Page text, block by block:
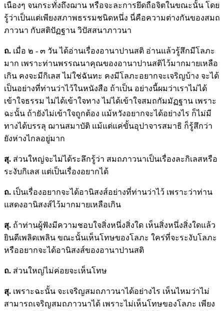
เนืองๆ จนกระทั่งถึงฌาน หรือจะละการยึดถือจิตในขณะนั้น โดย
รู้ว่าเป็นแต่เพียงสภาพธรรมชนิดหนึ่ง นี่คือความต่างกันของสมถ
ภาวนา กับสติปัฏฐาน วิปัสสนาภาวนา
ถ. เมื่อ ๒ - ๓ วัน ได้อ่านเรื่องอานาปานสติ อ่านแล้วรู้สึกมีโลภะ
มาก เพราะท่านพรรณนาคุณของอานาปานสติไว้มากมายเหลือ
เกิน คงจะมีกิเลส ไม่ใช่ฉันทะ คงมีโลภะอยากจะเจริญบ้าง จะได้
เป็นอย่างที่ท่านว่าไว้ในหนังสือ ถ้าเป็น อย่างนี้ผมว่าเราไม่ได้
เข้าใจธรรม ไม่ได้เข้าใจทาง ไม่ได้เข้าใจสมถกัมมัฏฐาน เพราะ
ฉะนั้น ถ้ายังไม่เข้าใจถูกต้อง แม้หวังอยากจะได้อย่างไร ก็ไม่มี
ทางได้บรรลุ ฌานสมาบัติ แม้แต่แค่ขั้นอุปาจารสมาธิ ก็รู้สึกว่า
ยังห่างไกลอยู่มาก
สุ. ส่วนใหญ่จะไม่ได้ระลึกรู้ว่า สมถภาวนาเป็นเรื่องละกิเลสหรือ
ระงับกิเลส แต่เป็นเรื่องอยากได้
ถ. เป็นเรื่องอยากจะได้อานิสงส์อย่างที่ท่านว่าไว้ เพราะว่าท่าน
แสดงอานิสงส์ไว้มากมายเหลือเกิน
สุ. ถ้าท่านผู้ฟังมีความชอบใจสิ่งหนึ่งสิ่งใด เห็นสิ่งหนึ่งสิ่งใดแล้ว
ยินดีเพลิดเพลิน ขณะนั้นเห็นโทษของโลภะ ใคร่ที่จะระงับโลภะ
หรืออยากจะได้อานิสงส์ของอานาปานสติ
ถ. ส่วนใหญ่ไม่ค่อยจะเห็นโทษ
สุ. เพราะฉะนั้น จะเจริญสมถภาวนาได้อย่างไร เห็นไหมว่าไม่
สามารถเจริญสมถภาวนาได้ เพราะไม่เห็นโทษของโลภะ เพียง